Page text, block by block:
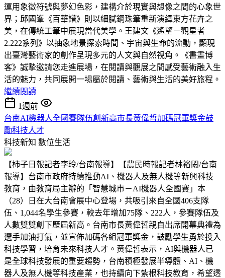
運用象徵符號與夢幻色彩，建構介於現實與想像之間的心象世
界；邱國峯《百華譜》則以細膩鋼珠筆重新演繹東方花卉之
美，在傳統工筆中展現當代美學。王建文《遙望－觀星者
2.222系列》以抽象地景探索時間、宇宙與生命的流動，顯現
出臺灣藝術家的創作呈現多元的人文與自然視角。《書畫博
客》誠摯邀請您走進展場，在閱讀與觀展之間感受藝術融入生
活的魅力，共同展開一場屬於閱讀、藝術與生活的美好旅程。
繼續閱讀
1週前
台南AI機器人全國賽隊伍創新高市長黃偉哲加碼冠軍獎金鼓
勵科技人才
科技新知 數位生活
【柿子日報記者李玲/台南報導】【農民時報記者林裕閎/台南
報導】台南市政府持續推動AI、機器人及無人機等新興科技
教育，由教育局主辦的「智慧城市－AI機器人全國賽」本
（28）日在大台南會展中心登場，共吸引來自全國406支隊
伍、1,044名學生參賽，較去年增加75隊、222人，參賽隊伍及
人數雙雙創下歷屆新高。台南市長黃偉哲親自出席開幕典禮為
選手加油打氣，並宣佈加碼各組冠軍獎金，鼓勵學生勇於投入
科技學習，培育未來科技人才。黃偉哲表示，AI與機器人已
是全球科技發展的重要趨勢，台南積極發展半導體、AI、機
器人及無人機等科技產業，也持續向下紮根科技教育，希望透